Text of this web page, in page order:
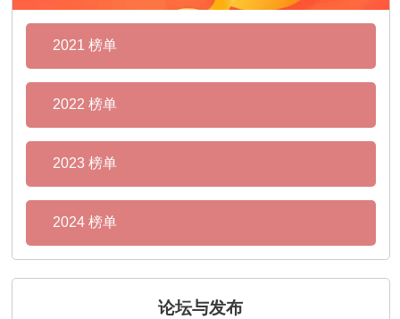
2021 榜单
2022 榜单
2023 榜单
2024 榜单
论坛与发布